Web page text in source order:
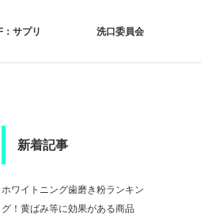
：サプリ 洗口委員会
新着記事
ホワイトニング歯磨き粉ランキン
グ！黄ばみ等に効果がある商品